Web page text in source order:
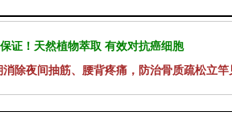
证！天然植物萃取 有效对抗癌细胞
除夜间抽筋、腰背疼痛，防治骨质疏松立竿